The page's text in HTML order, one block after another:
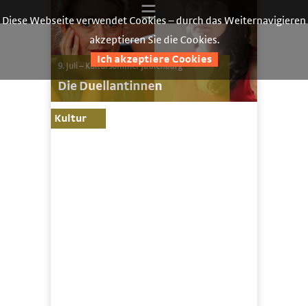
9. Juli – Kultursommer Jaufenburg
Die Duellantinnen
Kultur
Diese Webseite verwendet Cookies – durch das Weiternavigieren
akzeptieren Sie die Cookies.
Ich akzeptiere Cookies